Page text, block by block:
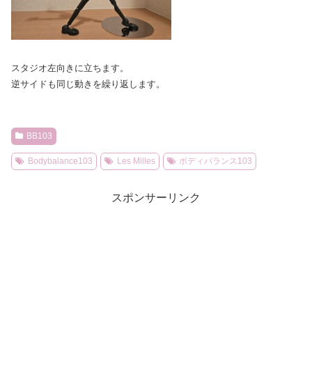
スタジオ左向きに立ちます。
逆サイドも同じ動きを繰り返します。
BB103
Bodybalance103 Les Milles ボディバランス103
スポンサーリンク